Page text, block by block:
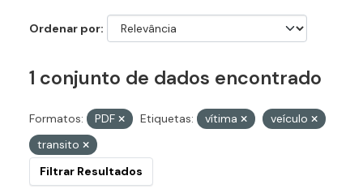
Ordenar por
1 conjunto de dados encontrado
Formatos: PDF Etiquetas: vítima
veículo
transito
Filtrar Resultados